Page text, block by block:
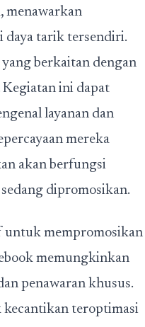
menawarkan
daya tarik tersendiri.
berkaitan dengan
ini dapat
layanan dan
mereka
akan berfungsi
dipromosikan.
untuk mempromosikan
memungkinkan
penawaran khusus.
teroptimasi